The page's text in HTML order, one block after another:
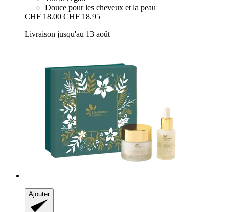
Douce pour les cheveux et la peau
CHF 18.00 CHF 18.95
Livraison jusqu'au 13 août
Ajouter